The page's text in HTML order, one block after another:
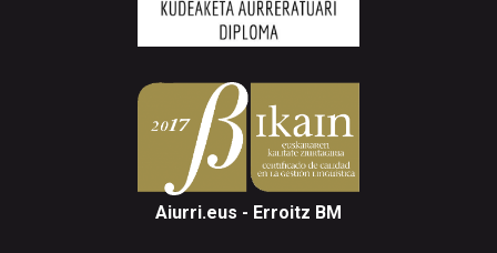
Aiurri.eus - Erroitz BM